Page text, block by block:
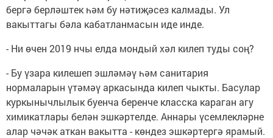
бергә берләштек һәм бу нәтиҗәсез калмады. Ул
вакыттагы бәла кабатланмасын иде инде.
- Ни өчен 2019 нчы елда мондый хәл килеп туды соң?
- Бу үзара килешеп эшләмәү һәм санитария
нормаларын үтәмәү аркасында килеп чыкты. Басулар
куркынычлылык буенча беренче класска караган агу
химикатлары белән эшкәртелде. Аннары үсемлекләрне
алар чәчәк аткан вакытта - көндез эшкәртергә ярамый.